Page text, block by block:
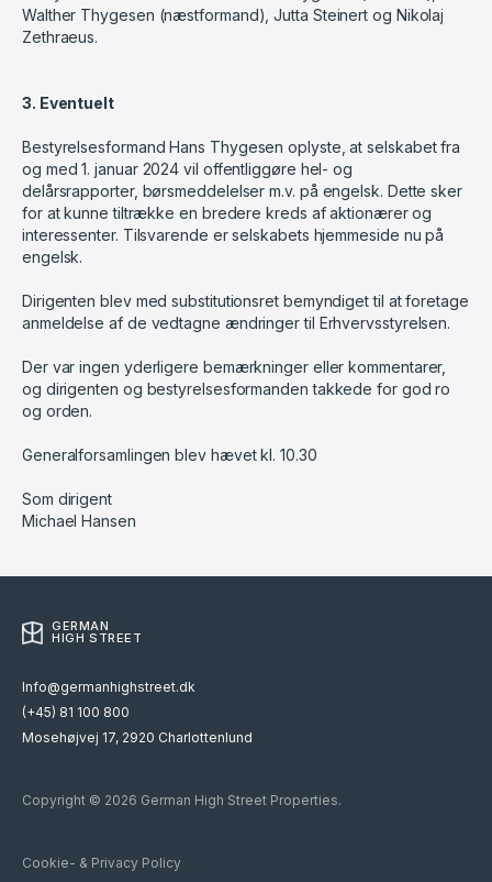
Walther Thygesen (næstformand), Jutta Steinert og Nikolaj
Zethraeus.
3. Eventuelt
Bestyrelsesformand Hans Thygesen oplyste, at selskabet fra
og med 1. januar 2024 vil offentliggøre hel- og
delårsrapporter, børsmeddelelser m.v. på engelsk. Dette sker
for at kunne tiltrække en bredere kreds af aktionærer og
interessenter. Tilsvarende er selskabets hjemmeside nu på
engelsk.
Dirigenten blev med substitutionsret bemyndiget til at foretage
anmeldelse af de vedtagne ændringer til Erhvervsstyrelsen.
Der var ingen yderligere bemærkninger eller kommentarer,
og dirigenten og bestyrelsesformanden takkede for god ro
og orden.
Generalforsamlingen blev hævet kl. 10.30
Som dirigent
Michael Hansen
GERMAN
HIGH STREET
Info@germanhighstreet.dk
(+45) 81 100 800
Mosehøjvej 17, 2920 Charlottenlund
Copyright © 2026 German High Street Properties.
Cookie- & Privacy Policy